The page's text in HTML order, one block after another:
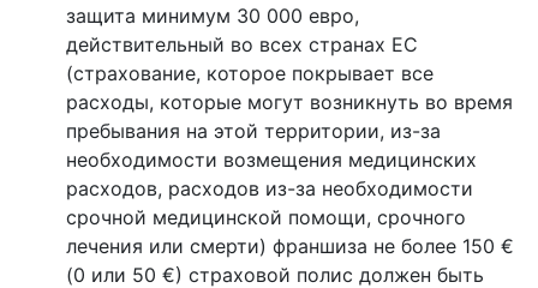
защита минимум 30 000 евро,
действительный во всех странах ЕС
(страхование, которое покрывает все
расходы, которые могут возникнуть во время
пребывания на этой территории, из-за
необходимости возмещения медицинских
расходов, расходов из-за необходимости
срочной медицинской помощи, срочного
лечения или смерти) франшиза не более 150 €
(0 или 50 €) страховой полис должен быть